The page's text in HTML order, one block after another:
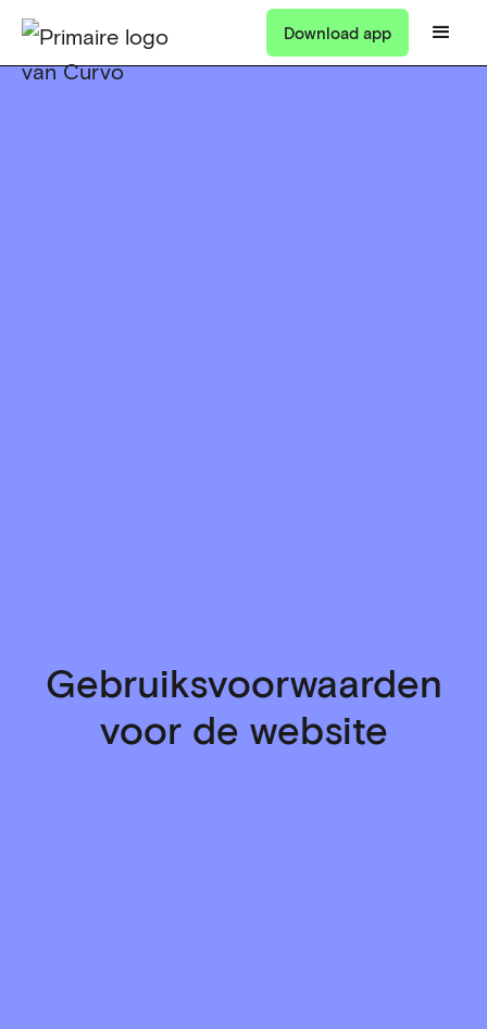
Download app
Gebruiksvoorwaarden
voor de website